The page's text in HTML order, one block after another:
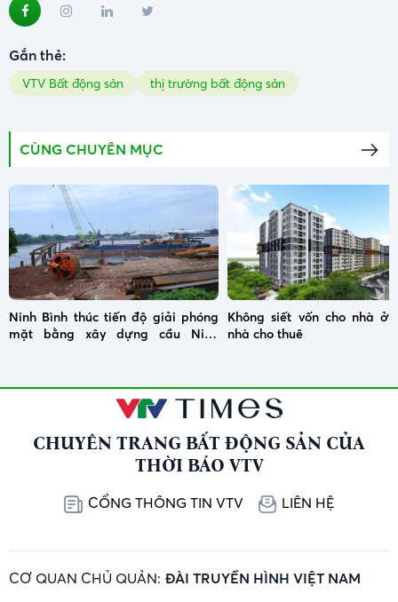
Gắn thẻ:
VTV Bất động sản thị trường bất động sản
CÙNG CHUYÊN MỤC
Ninh Bình thúc tiến độ giải phóng
mặt bằng xây dựng cầu Ninh
Không siết vốn cho nhà ở
nhà cho thuê
CHUYÊN TRANG BẤT ĐỘNG SẢN CỦA
THỜI BÁO VTV
CỔNG THÔNG TIN VTV LIÊN HỆ
CƠ QUAN CHỦ QUẢN: ĐÀI TRUYỀN HÌNH VIỆT NAM